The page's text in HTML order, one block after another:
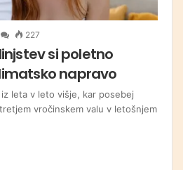
227
si poletno
napravo
leta v leto višje, kar posebej
vročinskem valu v letošnjem